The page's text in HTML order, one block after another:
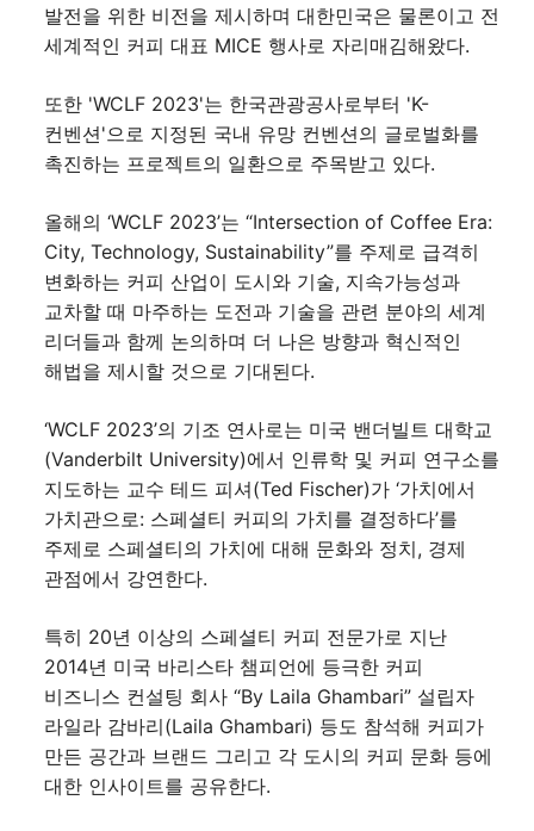
발전을 위한 비전을 제시하며 대한민국은 물론이고 전
세계적인 커피 대표 MICE 행사로 자리매김해왔다.
또한 'WCLF 2023'는 한국관광공사로부터 'K-
컨벤션'으로 지정된 국내 유망 컨벤션의 글로벌화를
촉진하는 프로젝트의 일환으로 주목받고 있다.
올해의 ‘WCLF 2023’는 “Intersection of Coffee Era:
City, Technology, Sustainability”를 주제로 급격히
변화하는 커피 산업이 도시와 기술, 지속가능성과
교차할 때 마주하는 도전과 기술을 관련 분야의 세계
리더들과 함께 논의하며 더 나은 방향과 혁신적인
해법을 제시할 것으로 기대된다.
‘WCLF 2023’의 기조 연사로는 미국 밴더빌트 대학교
(Vanderbilt University)에서 인류학 및 커피 연구소를
지도하는 교수 테드 피셔(Ted Fischer)가 ‘가치에서
가치관으로: 스페셜티 커피의 가치를 결정하다’를
주제로 스페셜티의 가치에 대해 문화와 정치, 경제
관점에서 강연한다.
특히 20년 이상의 스페셜티 커피 전문가로 지난
2014년 미국 바리스타 챔피언에 등극한 커피
비즈니스 컨설팅 회사 “By Laila Ghambari” 설립자
라일라 감바리(Laila Ghambari) 등도 참석해 커피가
만든 공간과 브랜드 그리고 각 도시의 커피 문화 등에
대한 인사이트를 공유한다.